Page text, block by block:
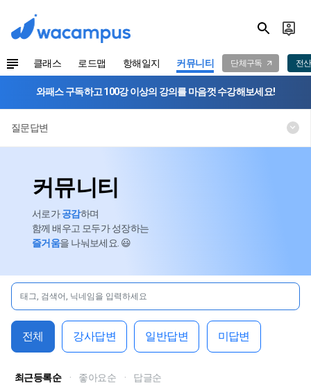
클래스 로드맵 항해일지 커뮤니티 단체구독 전
와패스 구독하고 100강 이상의 강의를 마음껏 수강해보세요!
질문답변
커뮤니티
서로가공감하며
함께 배우고 모두가 성장하는
즐거움을 나눠보세요. 😃
전체 강사답변 일반답변 미답변
최근등록순 · 좋아요순 · 답글순